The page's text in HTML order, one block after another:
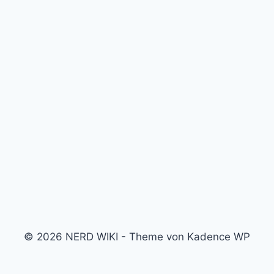
© 2026 NERD WIKI - Theme von Kadence WP